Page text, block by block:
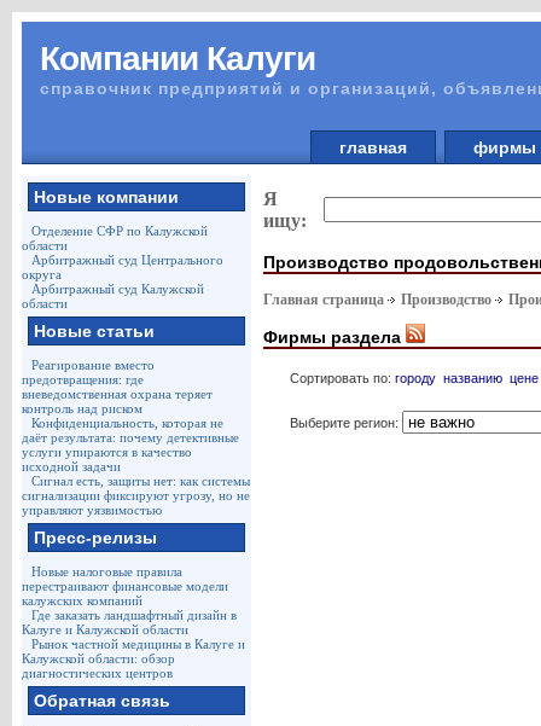
Компании Калуги
справочник предприятий и организаций,
главная
Новые компании
Отделение СФР по Калужской
области
Арбитражный суд Центрального
округа
Арбитражный суд Калужской
области
Новые статьи
Реагирование вместо
предотвращения: где
вневедомственная охрана теряет
контроль над риском
Конфиденциальность, которая не
даёт результата: почему детективные
услуги упираются в качество
исходной задачи
Сигнал есть, защиты нет: как системы
сигнализации фиксируют угрозу, но не
управляют уязвимостью
Пресс-релизы
Новые налоговые правила
перестраивают финансовые модели
калужских компаний
Где заказать ландшафтный дизайн в
Калуге и Калужской области
Рынок частной медицины в Калуге и
Калужской области: обзор
диагностических центров
Обратная связь
Я
ищу:
Производство
Главная страница Производство
Фирмы раздела
Сортировать по: городу названию цене
Выберите регион: